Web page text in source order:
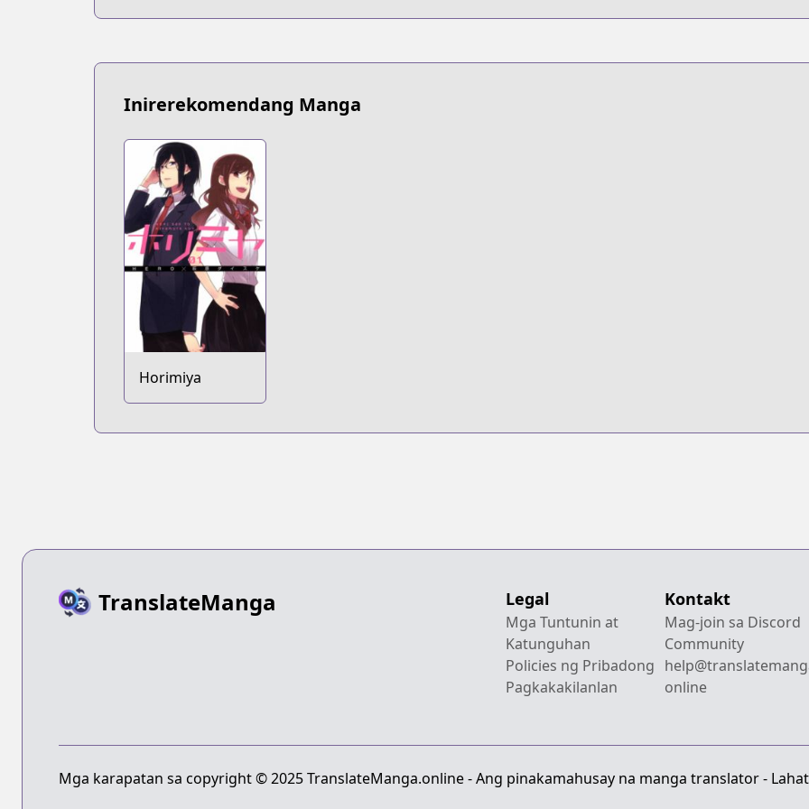
Inirerekomendang Manga
Horimiya
TranslateManga Legal
Mga Tuntunin at
Katunguhan
Policies ng Pribadong
Pagkakakilanlan
Kontakt
Mag-join sa Discord
Community
online
Mga karapatan sa copyright © 2025 TranslateManga.online - Ang pinakamahusay na manga translator -